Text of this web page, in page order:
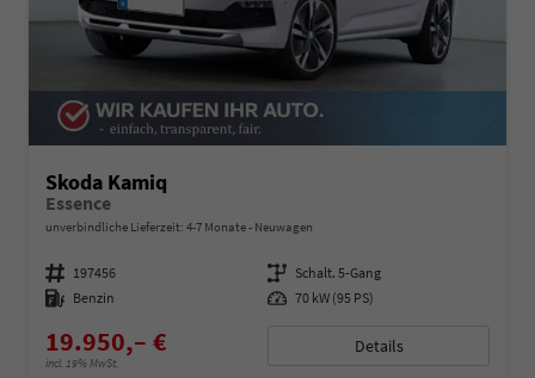
Skoda Kamiq
Essence
unverbindliche Lieferzeit: 4-7 Monate Neuwagen
Fahrzeugnummer 197456 Getriebe Schalt. 5-Gang
Kraftstoff Benzin Leistung 70 kW (95 PS)
19.950,– €
incl. 19% MwSt.
Details